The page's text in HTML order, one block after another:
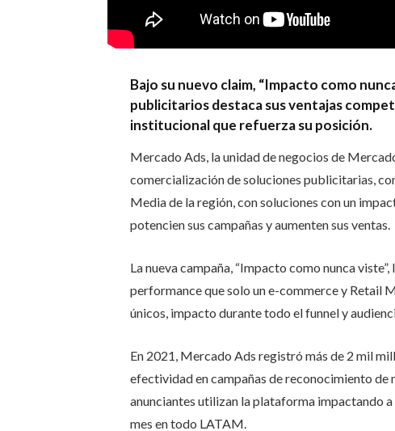
Bajo su nuevo claim, “Impacto como
publicitarios destaca sus ventajas
institucional que refuerza su posición.
Mercado Ads, la unidad de negocios de
comercialización de soluciones publicitarias,
Media de la región, con soluciones con un
potencien sus campañas y aumenten sus ventas.
La nueva campaña, “Impacto como nunca
performance que solo un e-commerce y Retail
únicos, impacto durante todo el funnel y
En 2021, Mercado Ads registró más de 2 mil
efectividad en campañas de reconocimiento de
anunciantes utilizan la plataforma impactando
mes en todo LATAM.